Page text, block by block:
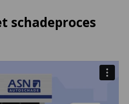
schadeproces